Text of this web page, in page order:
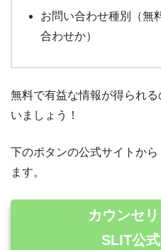
お問い合わせ種別（無
合わせか）
無料で有益な情報が得られ
いましょう！
下のボタンの公式サイトか
ます。
カウンセ
SLIT公